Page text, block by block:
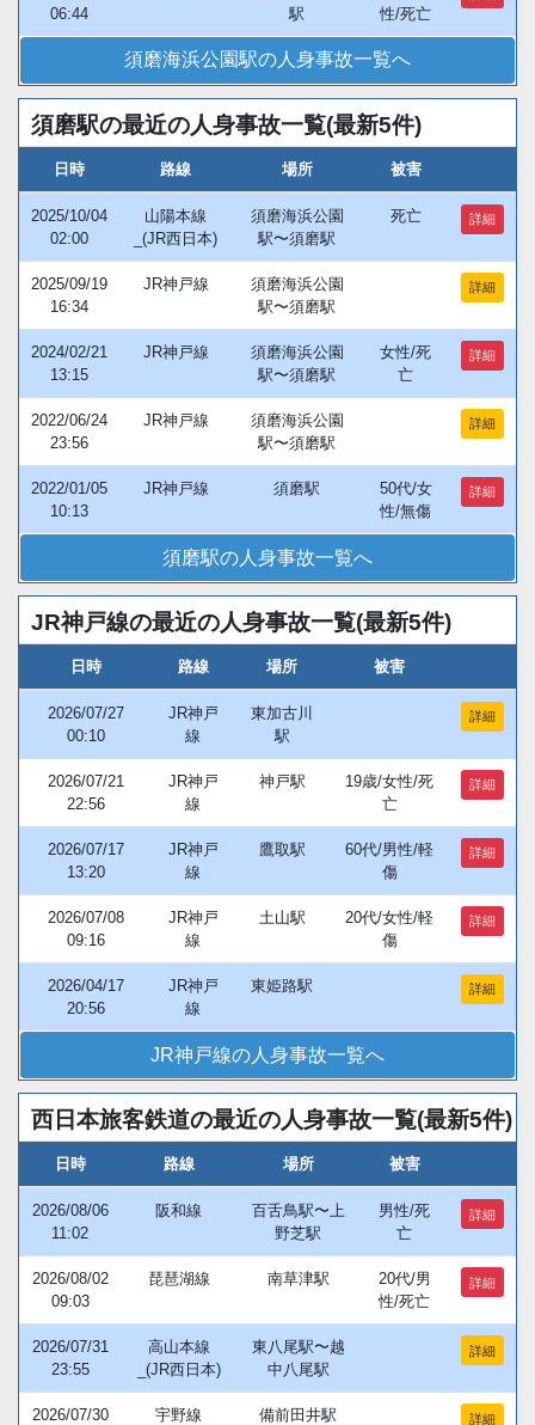
06:44
駅
性/死亡
須磨海浜公園駅の人身事故一覧へ
須磨駅の最近の人身事故一覧(最新5件)
日時 路線 場所 被害
2025/10/04
02:00
山陽本線
_(JR西日本)
須磨海浜公園
駅〜須磨駅
死亡 詳細
2025/09/19
16:34
JR神戸線
須磨海浜公園
駅〜須磨駅
詳細
2024/02/21
13:15
JR神戸線
須磨海浜公園
駅〜須磨駅
女性/死
亡
詳細
2022/06/24
23:56
JR神戸線
須磨海浜公園
駅〜須磨駅
詳細
2022/01/05
10:13
JR神戸線 須磨駅
50代/女
性/無傷
詳細
須磨駅の人身事故一覧へ
JR神戸線の最近の人身事故一覧(最新5件)
日時 路線 場所 被害
2026/07/27
00:10
JR神戸
線
東加古川
駅
詳細
2026/07/21
22:56
JR神戸
線
神戸駅
19歳/女性/死
亡
詳細
2026/07/17
13:20
JR神戸
線
鷹取駅
60代/男性/軽
傷
詳細
2026/07/08
09:16
JR神戸
線
土山駅
20代/女性/軽
傷
詳細
2026/04/17
20:56
JR神戸
線
東姫路駅 詳細
JR神戸線の人身事故一覧へ
西日本旅客鉄道の最近の人身事故一覧(最新5件)
日時 路線 場所 被害
2026/08/06
11:02
阪和線
百舌鳥駅〜上
野芝駅
男性/死
亡
詳細
2026/08/02
09:03
琵琶湖線 南草津駅
20代/男
性/死亡
詳細
2026/07/31
23:55
高山本線
_(JR西日本)
東八尾駅〜越
中八尾駅
詳細
2026/07/30 宇野線 備前田井駅 詳細